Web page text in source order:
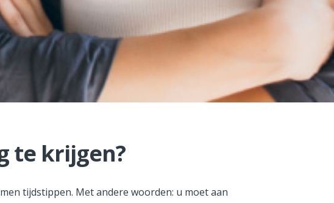
te krijgen?
tijdstippen. Met andere woorden: u moet aan